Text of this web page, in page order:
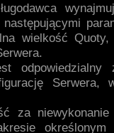
wielkość
odpowiedzialny
Serwera,
za
określonym